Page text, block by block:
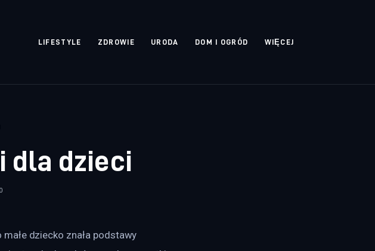
LIFESTYLE ZDROWIE URODA DOM I OGRÓD WIĘCEJ
dla dzieci
dziecko znała podstawy